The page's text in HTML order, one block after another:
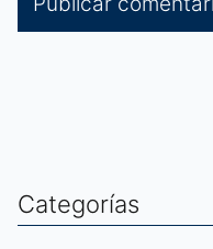
Categorías